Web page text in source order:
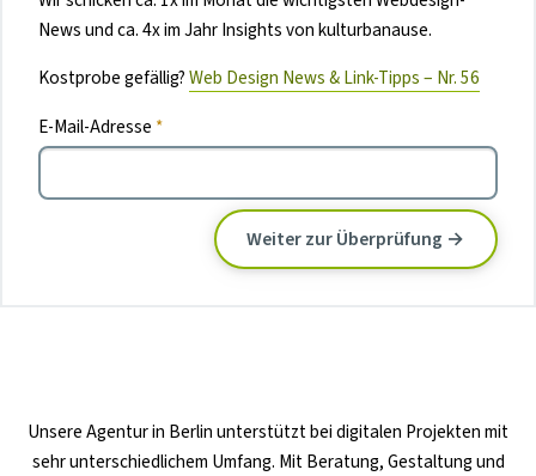
News und ca. 4x im Jahr Insights von kulturbanause.
Kostprobe gefällig?Web Design News & Link-Tipps – Nr. 56
E-Mail-Adresse *
UnsereAgentur in Berlinunterstützt bei digitalen Projekten mit
sehr unterschiedlichem Umfang. Mit Beratung, Gestaltung und